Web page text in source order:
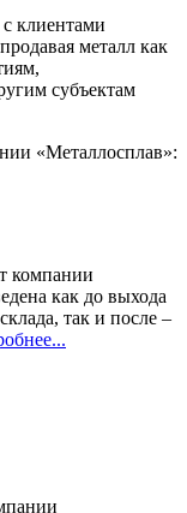
клиентами
металл как
субъектам
«Металлосплав»:
компании
как до выхода
так и после –